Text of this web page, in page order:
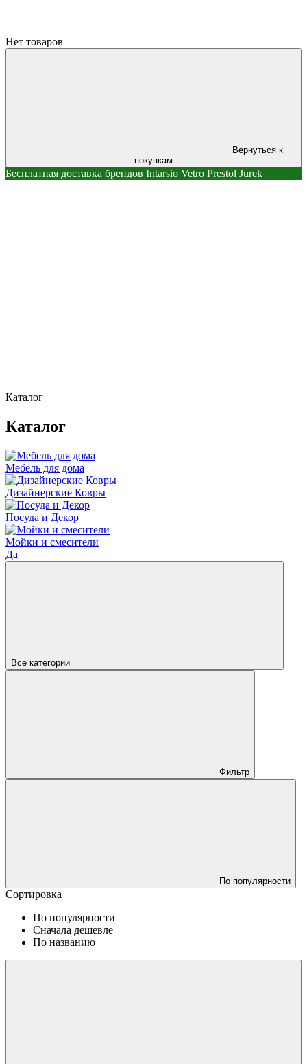
Нет товаров
Вернуться к
покупкам
Бесплатная доставка брендов Intarsio Vetro Prestol Jurek
Каталог
Каталог
Мебель для дома
Дизайнерские Ковры
Посуда и Декор
Мойки и смесители
Да
Все категории
Фильтр
По популярности
Сортировка
По популярности
Сначала дешевле
По названию